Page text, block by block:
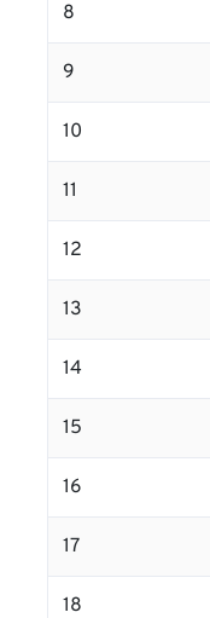
8
9
10
11
12
13
14
15
16
17
18